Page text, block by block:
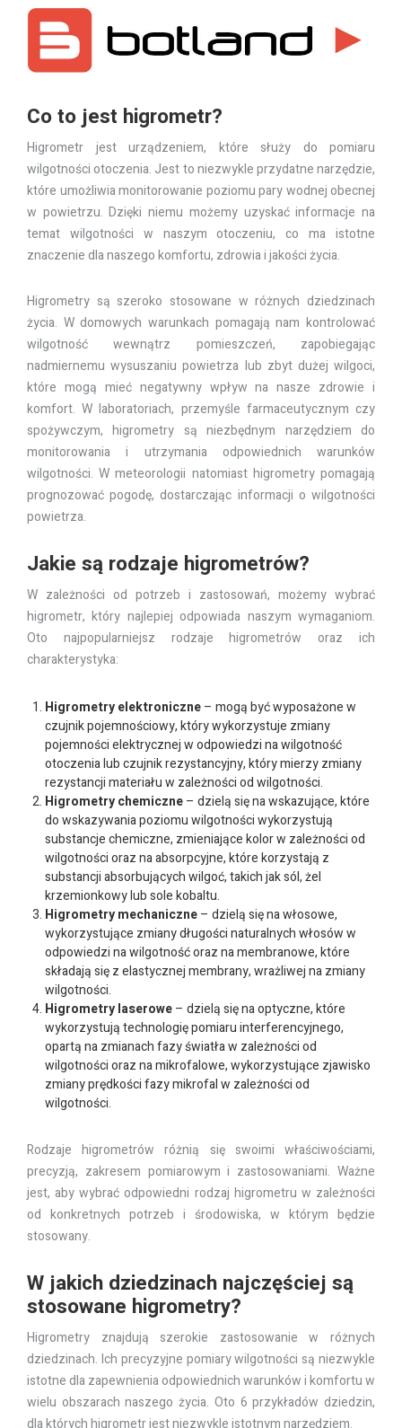
Co to jest higrometr?
Higrometr jest urządzeniem, które służy do pomiaru
wilgotności otoczenia. Jest to niezwykle przydatne narzędzie,
które umożliwia monitorowanie poziomu pary wodnej obecnej
w powietrzu. Dzięki niemu możemy uzyskać informacje na
temat wilgotności w naszym otoczeniu, co ma istotne
znaczenie dla naszego komfortu, zdrowia i jakości życia.
Higrometry są szeroko stosowane w różnych dziedzinach
życia. W domowych warunkach pomagają nam kontrolować
wilgotność wewnątrz pomieszczeń, zapobiegając
nadmiernemu wysuszaniu powietrza lub zbyt dużej wilgoci,
które mogą mieć negatywny wpływ na nasze zdrowie i
komfort. W laboratoriach, przemyśle farmaceutycznym czy
spożywczym, higrometry są niezbędnym narzędziem do
monitorowania i utrzymania odpowiednich warunków
wilgotności. W meteorologii natomiast higrometry pomagają
prognozować pogodę, dostarczając informacji o wilgotności
powietrza.
Jakie są rodzaje higrometrów?
W zależności od potrzeb i zastosowań, możemy wybrać
higrometr, który najlepiej odpowiada naszym wymaganiom.
Oto najpopularniejsz rodzaje higrometrów oraz ich
charakterystyka:
Higrometry elektroniczne– mogą być wyposażone w
czujnik pojemnościowy, który wykorzystuje zmiany
pojemności elektrycznej w odpowiedzi na wilgotność
otoczenia lub czujnik rezystancyjny, który mierzy zmiany
rezystancji materiału w zależności od wilgotności.
Higrometry chemiczne– dzielą się na wskazujące, które
do wskazywania poziomu wilgotności wykorzystują
substancje chemiczne, zmieniające kolor w zależności od
wilgotności oraz na absorpcyjne, które korzystają z
substancji absorbujących wilgoć, takich jak sól, żel
krzemionkowy lub sole kobaltu.
Higrometry mechaniczne– dzielą się na włosowe,
wykorzystujące zmiany długości naturalnych włosów w
odpowiedzi na wilgotność oraz na membranowe, które
składają się z elastycznej membrany, wrażliwej na zmiany
wilgotności.
Higrometry laserowe– dzielą się na optyczne, które
wykorzystują technologię pomiaru interferencyjnego,
opartą na zmianach fazy światła w zależności od
wilgotności oraz na mikrofalowe, wykorzystujące zjawisko
zmiany prędkości fazy mikrofal w zależności od
wilgotności.
Rodzaje higrometrów różnią się swoimi właściwościami,
precyzją, zakresem pomiarowym i zastosowaniami. Ważne
jest, aby wybrać odpowiedni rodzaj higrometru w zależności
od konkretnych potrzeb i środowiska, w którym będzie
stosowany.
W jakich dziedzinach najczęściej są
stosowane higrometry?
Higrometry znajdują szerokie zastosowanie w różnych
dziedzinach. Ich precyzyjne pomiary wilgotności są niezwykle
istotne dla zapewnienia odpowiednich warunków i komfortu w
wielu obszarach naszego życia. Oto 6 przykładów dziedzin,